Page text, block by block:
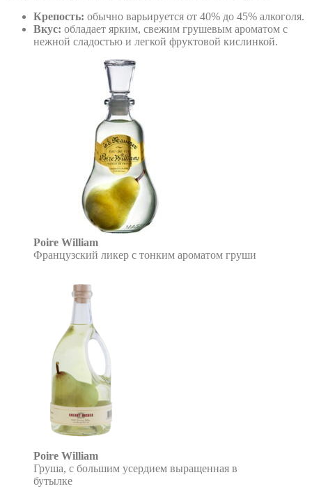
Крепость: обычно варьируется от 40% до 45% алкоголя.
Вкус: обладает ярким, свежим грушевым ароматом с
нежной сладостью и легкой фруктовой кислинкой.
Poire William
Французский ликер с тонким ароматом груши
Poire William
Груша, с большим усердием выращенная в
бутылке